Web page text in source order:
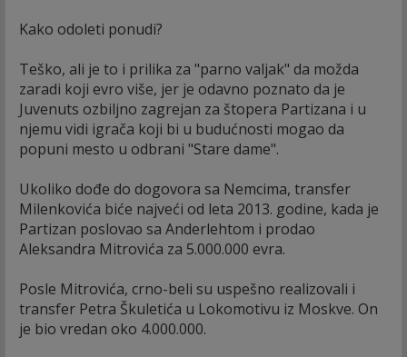
Kako odoleti ponudi?
Teško, ali je to i prilika za "parno valjak" da možda
zaradi koji evro više, jer je odavno poznato da je
Juvenuts ozbiljno zagrejan za štopera Partizana i u
njemu vidi igrača koji bi u budućnosti mogao da
popuni mesto u odbrani "Stare dame".
Ukoliko dođe do dogovora sa Nemcima, transfer
Milenkovića biće najveći od leta 2013. godine, kada je
Partizan poslovao sa Anderlehtom i prodao
Aleksandra Mitrovića za 5.000.000 evra.
Posle Mitrovića, crno-beli su uspešno realizovali i
transfer Petra Škuletića u Lokomotivu iz Moskve. On
je bio vredan oko 4.000.000.